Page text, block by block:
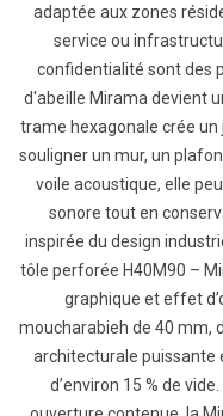
adaptée aux zones
service ou
confidentialité sont des
d'abeille Mirama devient
trame hexagonale crée
souligner un mur, un
voile acoustique, elle
sonore tout en
inspirée du design
tôle perforée H40M90 –
graphique et effet
moucharabieh de 40 mm,
architecturale puissante
d’environ 15 % de